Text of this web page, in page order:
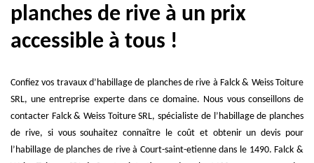
planches de rive à un prix
accessible à tous !
Confiez vos travaux d’habillage de planches de rive à Falck & Weiss Toiture
SRL, une entreprise experte dans ce domaine. Nous vous conseillons de
contacter Falck & Weiss Toiture SRL, spécialiste de l’habillage de planches
de rive, si vous souhaitez connaître le coût et obtenir un devis pour
l’habillage de planches de rive à Court-saint-etienne dans le 1490. Falck &